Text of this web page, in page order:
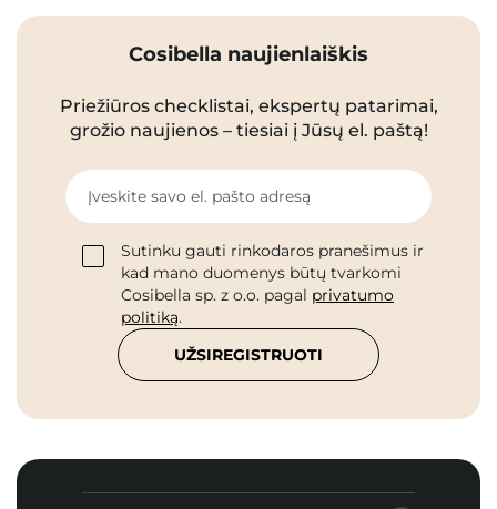
Cosibella naujienlaiškis
Priežiūros checklistai, ekspertų patarimai,
grožio naujienos – tiesiai į Jūsų el. paštą!
Įveskite savo el. pašto adresą
Sutinku gauti rinkodaros pranešimus ir
kad mano duomenys būtų tvarkomi
Cosibella sp. z o.o. pagal privatumo
politiką.
UŽSIREGISTRUOTI